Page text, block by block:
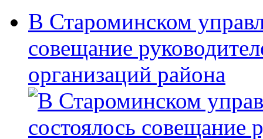
В Староминском
совещание
организаций района